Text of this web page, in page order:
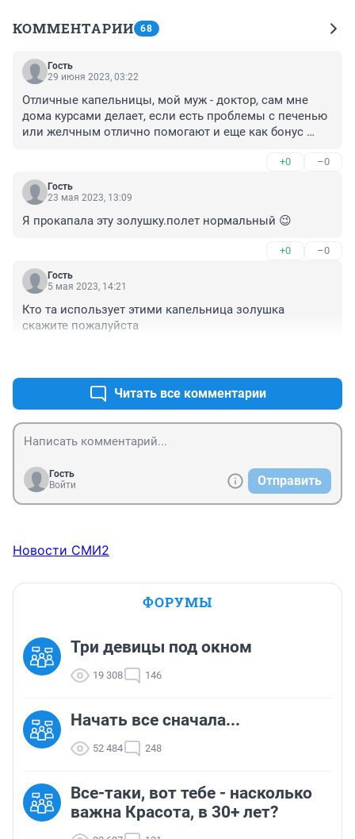
КОММЕНТАРИИ 68
Гость
29 июня 2023, 03:22
Отличные капельницы, мой муж - доктор, сам мне
дома курсами делает, если есть проблемы с печенью
или желчным отлично помогают и еще как бонус
+0 –0
Гость
23 мая 2023, 13:09
Я прокапала эту золушку.полет нормальный 😉
+0 –0
Гость
5 мая 2023, 14:21
Кто та использует этими капельница золушка
скажите пожалуйста
Читать все комментарии
Гость
Войти
Отправить
Новости СМИ2
ФОРУМЫ
Три девицы под окном
19 308 146
Начать все сначала...
52 484 248
Все-таки, вот тебе - насколько
важна Красота, в 30+ лет?